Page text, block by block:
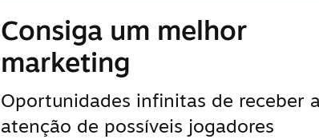
Consiga um melhor
marketing
Oportunidades infinitas de receber
atenção de possíveis jogadores